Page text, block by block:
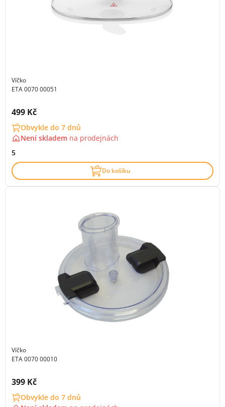
Víčko
ETA 0070 00051
Cena s DPH:
499 Kč
Obvykle do 7 dnů
Není skladem na prodejnách
5
Do košíku
Víčko
ETA 0070 00010
Cena s DPH:
399 Kč
Obvykle do 7 dnů